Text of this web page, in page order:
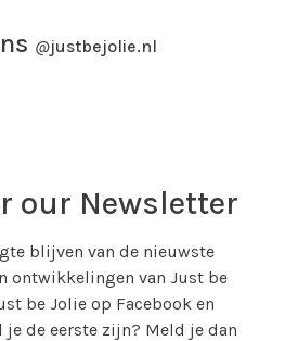
@justbejolie.nl
our Newsletter
blijven van de nieuwste
ontwikkelingen van Just be
be Jolie op Facebook en
de eerste zijn? Meld je dan